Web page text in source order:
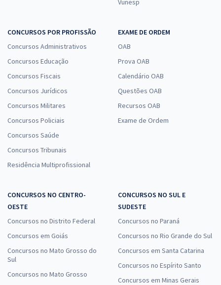
Vunesp
CONCURSOS POR PROFISSÃO
Concursos Administrativos
Concursos Educação
Concursos Fiscais
Concursos Jurídicos
Concursos Militares
Concursos Policiais
Concursos Saúde
Concursos Tribunais
Residência Multiprofissional
EXAME DE ORDEM
OAB
Prova OAB
Calendário OAB
Questões OAB
Recursos OAB
Exame de Ordem
CONCURSOS NO CENTRO-
OESTE
Concursos no Distrito Federal
Concursos em Goiás
Concursos no Mato Grosso do
Sul
Concursos no Mato Grosso
CONCURSOS NO SUL E
SUDESTE
Concursos no Paraná
Concursos no Rio Grande do Sul
Concursos em Santa Catarina
Concursos no Espírito Santo
Concursos em Minas Gerais